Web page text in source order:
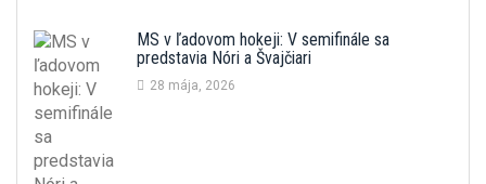
MS v ľadovom hokeji: V semifinále sa
predstavia Nóri a Švajčiari
28 mája, 2026